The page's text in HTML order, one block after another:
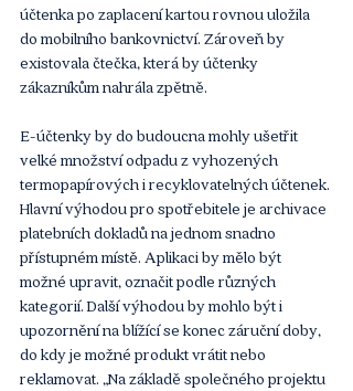
účtenka po zaplacení kartou rovnou uložila
do mobilního bankovnictví. Zároveň by
existovala čtečka, která by účtenky
zákazníkům nahrála zpětně.
E-účtenky by do budoucna mohly ušetřit
velké množství odpadu z vyhozených
termopapírových i recyklovatelných účtenek.
Hlavní výhodou pro spotřebitele je archivace
platebních dokladů na jednom snadno
přístupném místě. Aplikaci by mělo být
možné upravit, označit podle různých
kategorií. Další výhodou by mohlo být i
upozornění na blížící se konec záruční doby,
do kdy je možné produkt vrátit nebo
reklamovat. „Na základě společného projektu